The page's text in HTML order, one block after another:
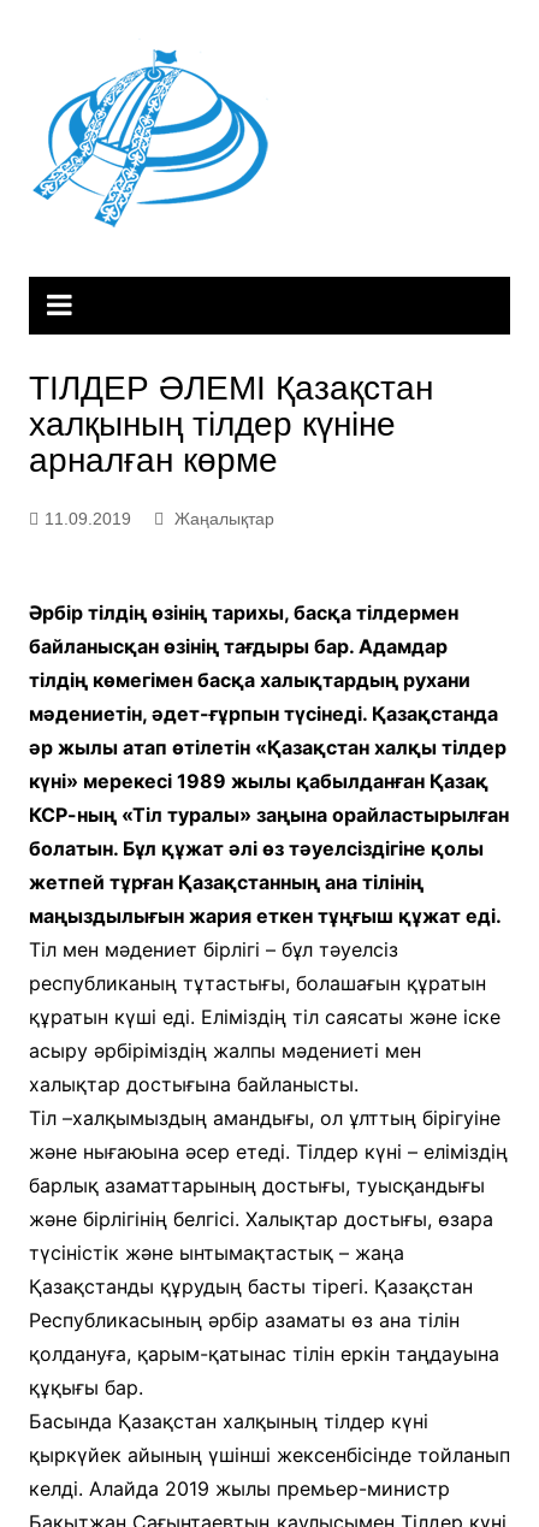
ТІЛДЕР ӘЛЕМІ Қазақстан
халқының тілдер күніне
арналған көрме
11.09.2019 Жаңалықтар
Әрбір тілдің өзінің тарихы, басқа тілдермен
байланысқан өзінің тағдыры бар. Адамдар
тілдің көмегімен басқа халықтардың рухани
мәдениетін, әдет-ғұрпын түсінеді. Қазақстанда
әр жылы атап өтілетін «Қазақстан халқы тілдер
күні» мерекесі 1989 жылы қабылданған Қазақ
КСР-ның «Тіл туралы» заңына орайластырылған
болатын. Бұл құжат әлі өз тәуелсіздігіне қолы
жетпей тұрған Қазақстанның ана тілінің
маңыздылығын жария еткен тұңғыш құжат еді.
Тіл мен мәдениет бірлігі – бұл тәуелсіз
республиканың тұтастығы, болашағын құратын
құратын күші еді. Еліміздің тіл саясаты және іске
асыру әрбіріміздің жалпы мәдениеті мен
халықтар достығына байланысты.
Тіл –халқымыздың амандығы, ол ұлттың бірігуіне
және нығаюына әсер етеді. Тілдер күні – еліміздің
барлық азаматтарының достығы, туысқандығы
және бірлігінің белгісі. Халықтар достығы, өзара
түсіністік және ынтымақтастық – жаңа
Қазақстанды құрудың басты тірегі. Қазақстан
Республикасының әрбір азаматы өз ана тілін
қолдануға, қарым-қатынас тілін еркін таңдауына
құқығы бар.
Басында Қазақстан халқының тілдер күні
қыркүйек айының үшінші жексенбісінде тойланып
келді. Алайда 2019 жылы премьер-министр
Бақытжан Сағынтаевтың қаулысымен Тілдер күні